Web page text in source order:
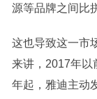
源等品牌之间比
这也导致这一市
来讲，2017年以
年起，雅迪主动